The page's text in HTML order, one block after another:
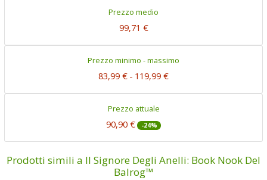
Prezzo medio
99,71 €
Prezzo minimo - massimo
83,99 € - 119,99 €
Prezzo attuale
90,90 € -24%
Prodotti simili a Il Signore Degli Anelli: Book Nook Del
Balrog™